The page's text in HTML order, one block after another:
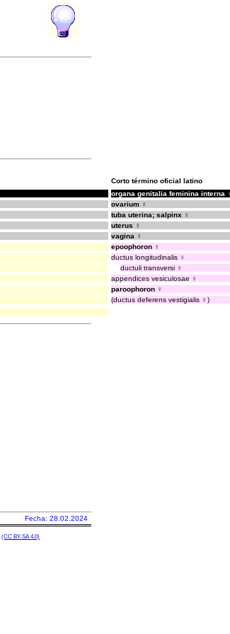
Corto término oficial latino
organa genitalia feminina interna
ovarium ♀
tuba uterina; salpinx ♀
uterus ♀
vagina ♀
epoophoron ♀
ductus longitudinalis ♀
ductuli transversi ♀
appendices vesiculosae ♀
paroophoron ♀
(ductus deferens vestigialis ♀)
Fecha: 28.02.2024
(CC BY-SA 4.0)